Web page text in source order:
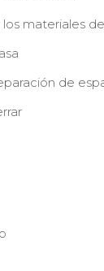
materiales
de